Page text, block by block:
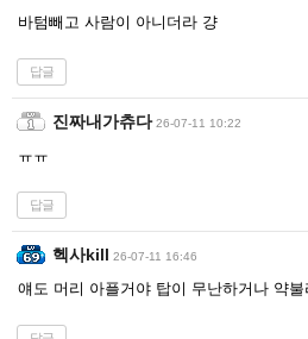
바텀빼고 사람이 아니더라 걍
답글
진짜내가츄다 26-07-11 10:22
ㅠㅠ
답글
헥사kill 26-07-11 16:46
얘도 머리 아플거야 탑이 무난하거나 약